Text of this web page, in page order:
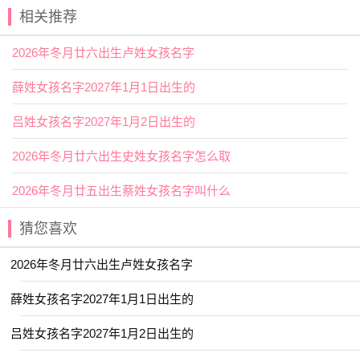
【颀】本义为头俊美；形容身材修长。又通“恳”，表示诚
恳。用作人名意指俊美、态度真挚、身材好之义；
【卉】泛指草木、花。用作人名意指顽强、健康、美
丽、幸福之义；
2026年冬月廿六出生秦姓女孩名字
好名字推荐
【予清】 【慧乔】 【维心】 【瑾宣】
【静枫】 【清悠】 【瑞希】 【与夏】
【桐华】 【曼婷】 【晞辰】 【昱珊】
【曼殊】 【云涵】 【曼雪】 【月蕊】
【芷音】 【慕思】 【简溪】 【之夏】
相关推荐
2026年冬月廿六出生卢姓女孩名字
薛姓女孩名字2027年1月1日出生的
吕姓女孩名字2027年1月2日出生的
2026年冬月廿六出生史姓女孩名字怎么取
2026年冬月廿五出生蔡姓女孩名字叫什么
猜您喜欢
2026年冬月廿六出生卢姓女孩名字
薛姓女孩名字2027年1月1日出生的
吕姓女孩名字2027年1月2日出生的